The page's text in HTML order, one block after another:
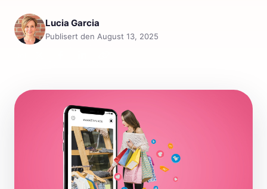
Lucia Garcia
Publisert den August 13, 2025